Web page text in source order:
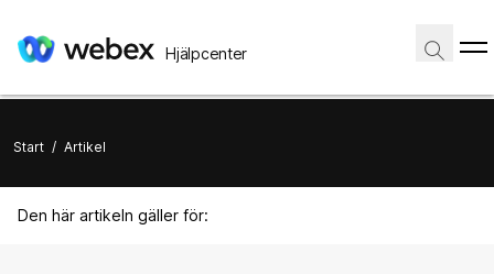
Hjälpcenter
Start / Artikel
Den här artikeln gäller för: